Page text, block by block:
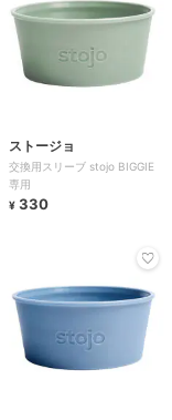
ストージョ
交換用スリーブ stojo BIGGIE
専用
¥ 330